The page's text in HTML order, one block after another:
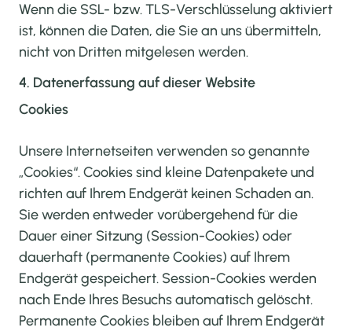
Wenn die SSL- bzw. TLS-Verschlüsselung aktiviert
ist, können die Daten, die Sie an uns übermitteln,
nicht von Dritten mitgelesen werden.
4. Datenerfassung auf dieser Website
Cookies
Unsere Internetseiten verwenden so genannte
„Cookies“. Cookies sind kleine Datenpakete und
richten auf Ihrem Endgerät keinen Schaden an.
Sie werden entweder vorübergehend für die
Dauer einer Sitzung (Session-Cookies) oder
dauerhaft (permanente Cookies) auf Ihrem
Endgerät gespeichert. Session-Cookies werden
nach Ende Ihres Besuchs automatisch gelöscht.
Permanente Cookies bleiben auf Ihrem Endgerät